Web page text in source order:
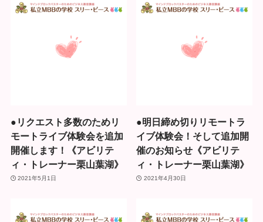
●リクエスト多数のためリ
モートライブ体験会を追加
開催します！《アビリテ
ィ・トレーナー栗山葉湖》
2021年5月1日
●明日締め切りリモートラ
イブ体験会！そして追加開
催のお知らせ《アビリテ
ィ・トレーナー栗山葉湖》
2021年4月30日